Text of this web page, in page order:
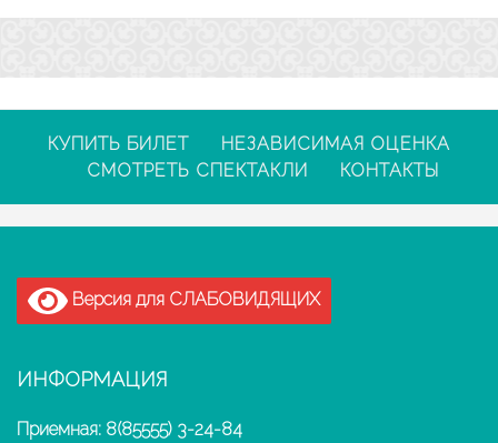
КУПИТЬ БИЛЕТ
НЕЗАВИСИМАЯ ОЦЕНКА
СМОТРЕТЬ СПЕКТАКЛИ
КОНТАКТЫ
Версия для СЛАБОВИДЯЩИХ
ИНФОРМАЦИЯ
Приемная: 8(85555) 3-24-84